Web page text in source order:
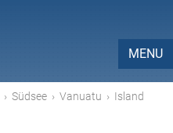
MENU
› Südsee › Vanuatu › Island